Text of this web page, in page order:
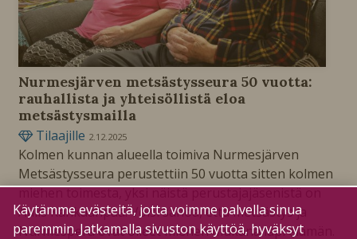
Nurmesjärven metsästysseura 50 vuotta:
rauhallista ja yhteisöllistä eloa
metsästysmailla
Tilaajille 2.12.2025
Kolmen kunnan alueella toimiva Nurmesjärven
Metsästysseura perustettiin 50 vuotta sitten kolmen
miehen toimesta, yksi näistä perustajajäsenistä on
Aulis Kankaanpää. Voisi sanoa, että metsästys ja
Nurmesperä ovat olleet miehen mukana läpi elämän.
Käytämme evästeitä, jotta voimme palvella sinua
paremmin. Jatkamalla sivuston käyttöä, hyväksyt